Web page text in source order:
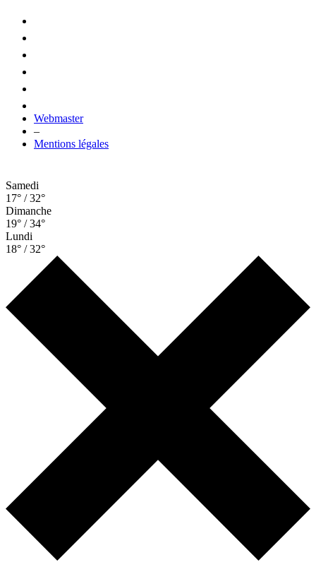
Webmaster
–
Mentions légales
Samedi
17° / 32°
Dimanche
19° / 34°
Lundi
18° / 32°